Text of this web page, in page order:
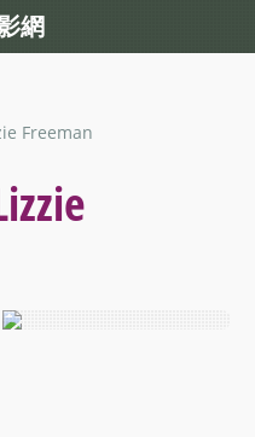
Freeman
網